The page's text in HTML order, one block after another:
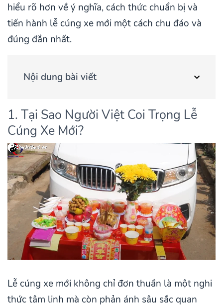
hiểu rõ hơn về ý nghĩa, cách thức chuẩn bị và
tiến hành lễ cúng xe mới một cách chu đáo và
đúng đắn nhất.
Nội dung bài viết
1. Tại Sao Người Việt Coi Trọng Lễ
Cúng Xe Mới?
Lễ cúng xe mới không chỉ đơn thuần là một nghi
thức tâm linh mà còn phản ánh sâu sắc quan